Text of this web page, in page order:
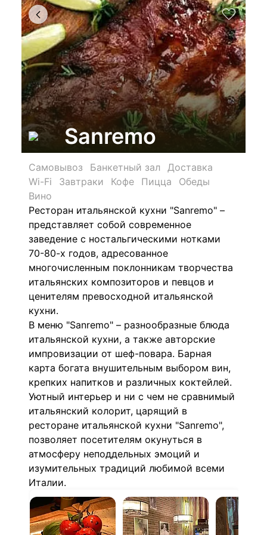
Sanremo
Самовывоз Банкетный зал
Доставка
Wi-Fi
Завтраки Кофе Пицца
Обеды
Вино
Ресторан итальянской кухни "Sanremo" –
представляет собой современное
заведение с ностальгическими нотками
70-80-х годов, адресованное
многочисленным поклонникам творчества
итальянских композиторов и певцов и
ценителям превосходной итальянской
кухни.
В меню "Sanremo" – разнообразные блюда
итальянской кухни, а также авторские
импровизации от шеф-повара. Барная
карта богата внушительным выбором вин,
крепких напитков и различных коктейлей.
Уютный интерьер и ни с чем не сравнимый
итальянский колорит, царящий в
ресторане итальянской кухни "Sanremo",
позволяет посетителям окунуться в
атмосферу неподдельных эмоций и
изумительных традиций любимой всеми
Италии.